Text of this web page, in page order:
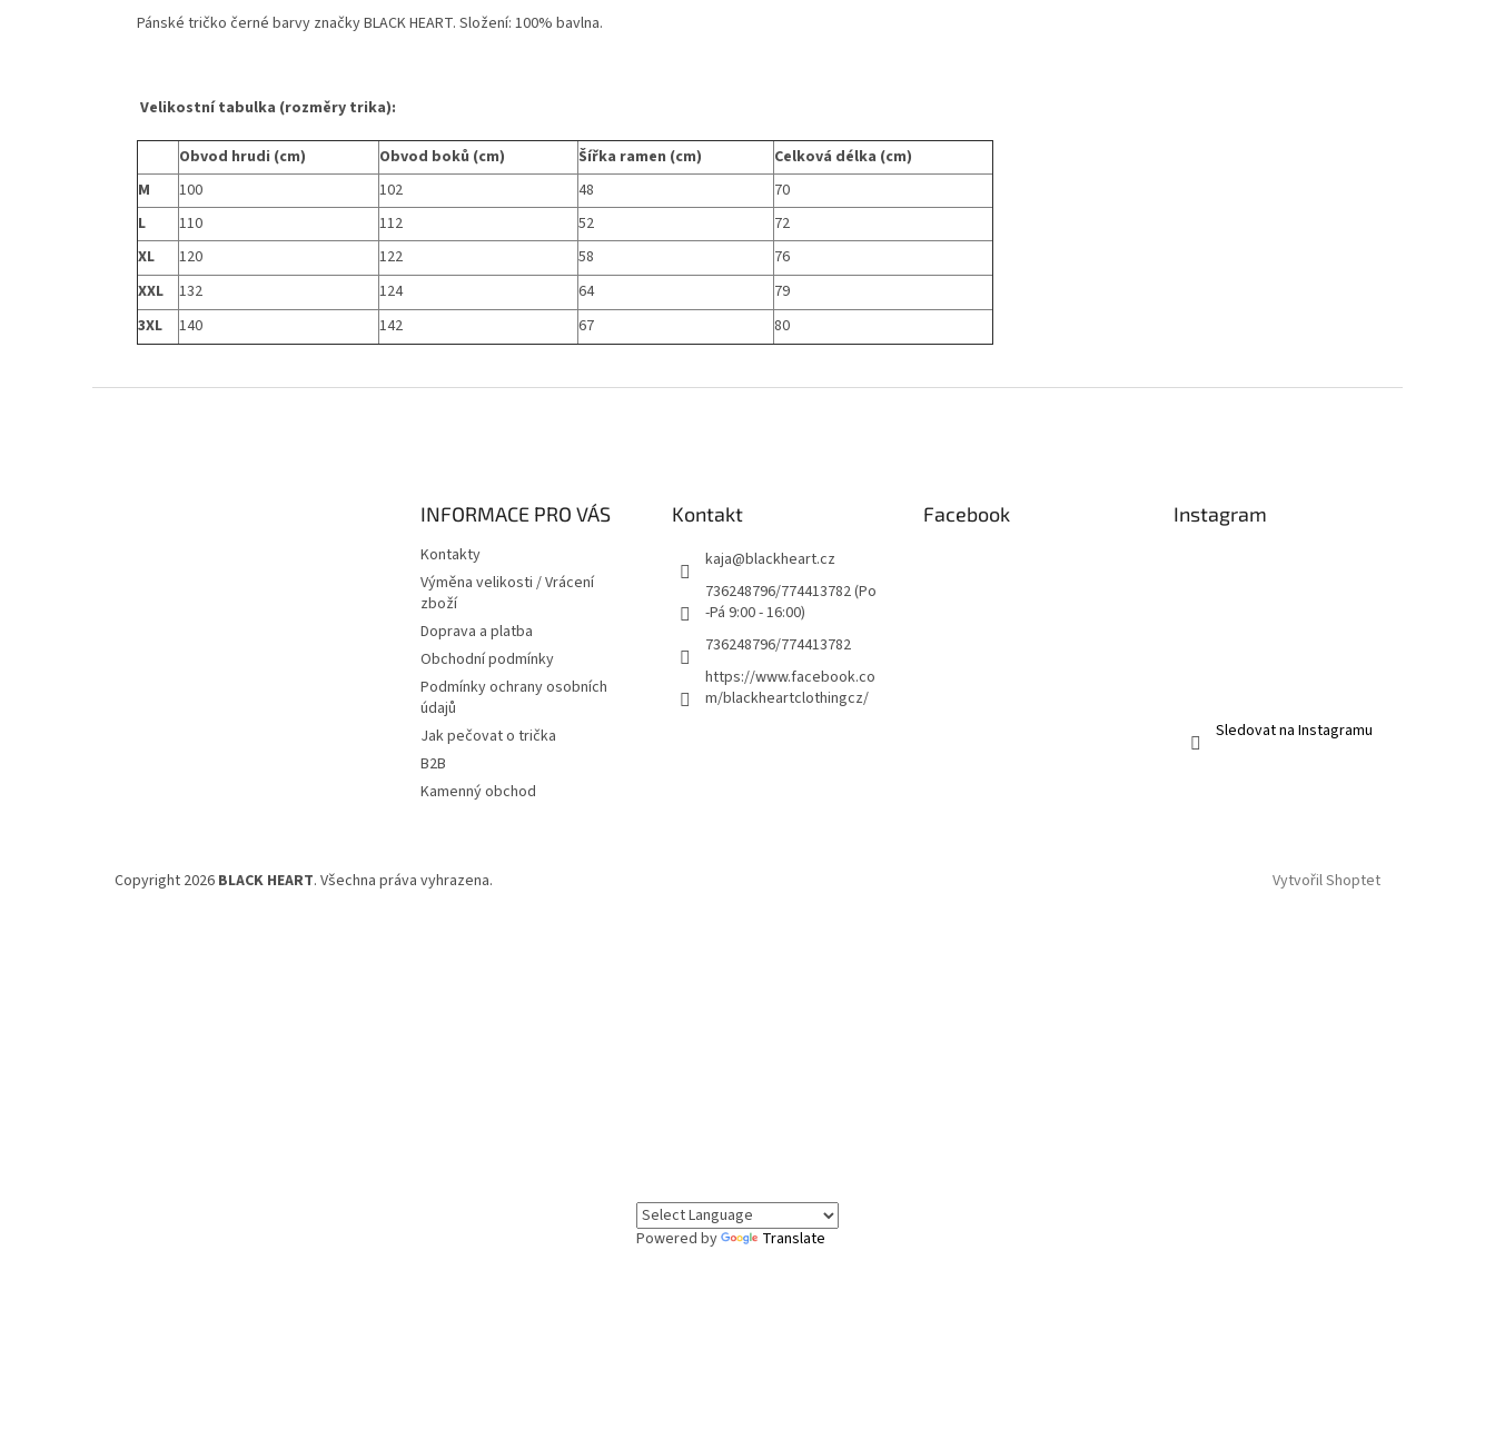
Pánské tričko černé barvy značky BLACK HEART. Složení: 100% bavlna.
Velikostní tabulka (rozměry trika):
Obvod hrudi (cm) Obvod boků (cm) Šířka ramen (cm)
Celková délka (cm)
M
100 102 48
70
L
110 112 52
72
XL
120 122 58
76
XXL
132 124 64
79
3XL
140 142 67 80
INFORMACE PRO VÁS
Kontakty
Výměna velikosti / Vrácení
zboží
Doprava a platba
Obchodní podmínky
Podmínky ochrany osobních
údajů
Jak pečovat o trička
B2B
Kamenný obchod
Kontakt
kaja@blackheart.cz
736248796/774413782 (Po
-Pá 9:00 - 16:00)
736248796/774413782
https://www.facebook.co
m/blackheartclothingcz/
Facebook Instagram
Sledovat na Instagramu
Vytvořil Shoptet
Copyright 2026 BLACK HEART. Všechna práva vyhrazena.
Powered by Translate